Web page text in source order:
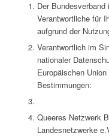
Der
Verantwortliche für
aufgrund der
Verantwortlich im
nationaler
Europäischen
Bestimmungen:
Queeres Netzwerk
Landesnetzwerke